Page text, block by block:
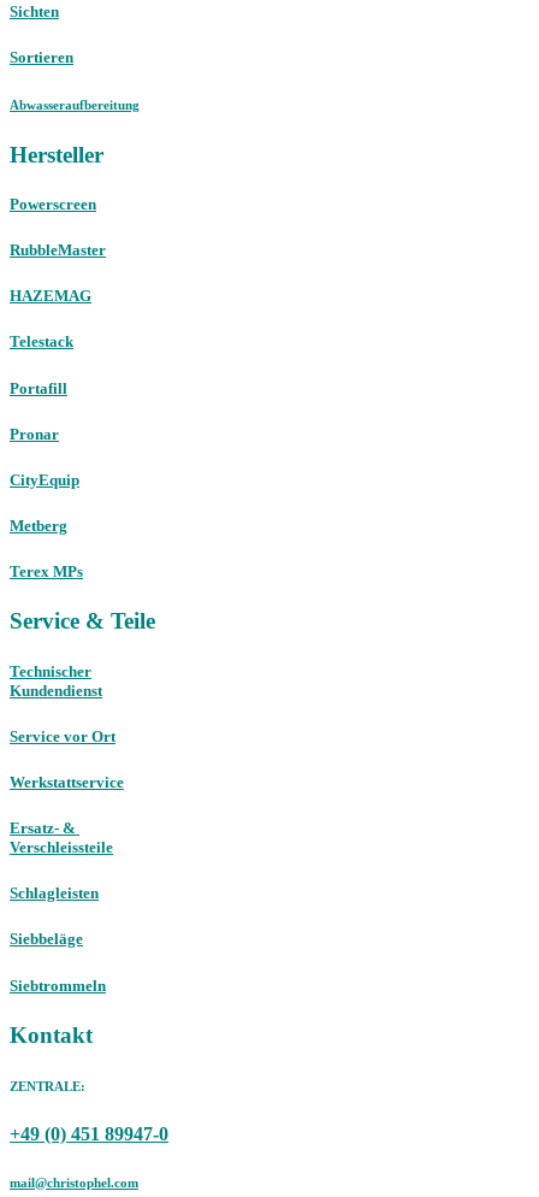
Sichten
Sortieren
Abwasseraufbereitung
Hersteller
Powerscreen
RubbleMaster
HAZEMAG
Telestack
Portafill
Pronar
CityEquip
Metberg
Terex MPs
Service & Teile
Technischer
Kundendienst
Service vor Ort
Werkstattservice
Ersatz- &
Verschleissteile
Schlagleisten
Siebbeläge
Siebtrommeln
Kontakt
ZENTRALE:
+49 (0) 451 89947-0
mail@christophel.com